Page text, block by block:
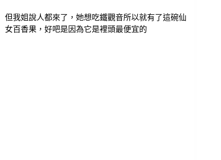
但我姐說人都來了，她想吃鐵觀音所以就有了這碗仙
女百香果，好吧是因為它是裡頭最便宜的